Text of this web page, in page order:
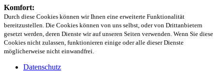
Komfort:
Durch diese Cookies können wir Ihnen eine erweiterte Funktionalität
bereitzustellen. Die Cookies können von uns selbst, oder von Drittanbietern
gesetzt werden, deren Dienste wir auf unseren Seiten verwenden. Wenn Sie diese
Cookies nicht zulassen, funktionieren einige oder alle dieser Dienste
möglicherweise nicht einwandfrei.
Datenschutz